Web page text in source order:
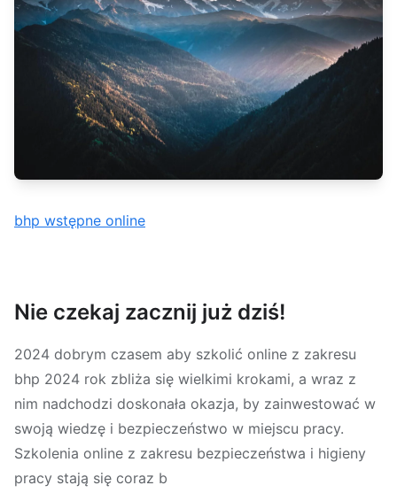
bhp wstępne online
Nie czekaj zacznij już dziś!
2024 dobrym czasem aby szkolić online z zakresu
bhp 2024 rok zbliża się wielkimi krokami, a wraz z
nim nadchodzi doskonała okazja, by zainwestować w
swoją wiedzę i bezpieczeństwo w miejscu pracy.
Szkolenia online z zakresu bezpieczeństwa i higieny
pracy stają się coraz b